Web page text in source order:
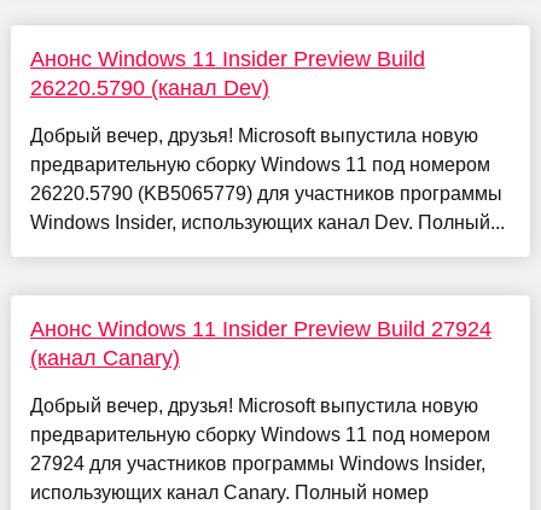
Анонс Windows 11 Insider Preview Build
26220.5790 (канал Dev)
Добрый вечер, друзья! Microsoft выпустила новую
предварительную сборку Windows 11 под номером
26220.5790 (KB5065779) для участников программы
Windows Insider, использующих канал Dev. Полный...
Анонс Windows 11 Insider Preview Build 27924
(канал Canary)
Добрый вечер, друзья! Microsoft выпустила новую
предварительную сборку Windows 11 под номером
27924 для участников программы Windows Insider,
использующих канал Canary. Полный номер